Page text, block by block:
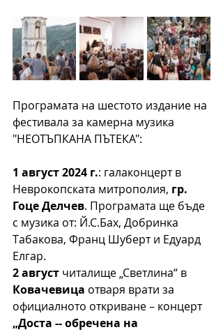
Програмата на шестото издание на
фестивала за камерна музика
"НЕОТЪПКАНА ПЪТЕКА":
1 август 2024 г.: галаконцерт в
Неврокопската митрополия, гр.
Гоце Делчев. Програмата ще бъде
с музика от: Й.С.Бах, Добринка
Табакова, Франц Шуберт и Едуард
Елгар.
2 август читалище „Светлина“ в
Ковачевица отваря врати за
официалното откриване – концерт
„Доста -- обречена на